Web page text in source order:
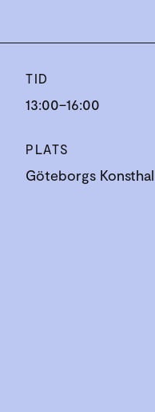
TID
13:00–16:00
PLATS
Göteborgs